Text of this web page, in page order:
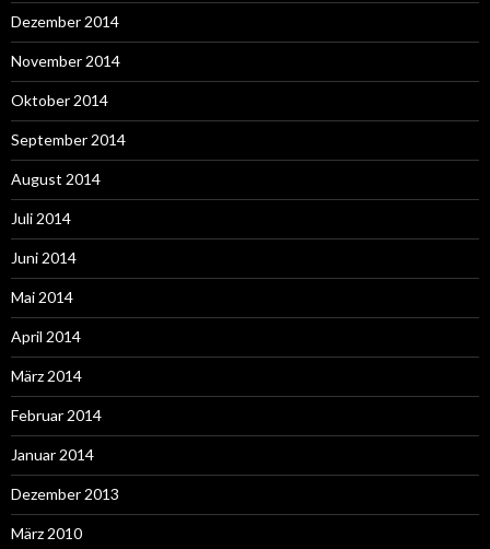
Dezember 2014
November 2014
Oktober 2014
September 2014
August 2014
Juli 2014
Juni 2014
Mai 2014
April 2014
März 2014
Februar 2014
Januar 2014
Dezember 2013
März 2010